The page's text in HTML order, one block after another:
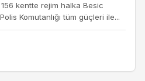
156 kentte rejim halka Besic
Komutanlığı tüm güçleri ile...